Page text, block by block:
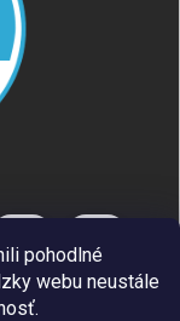
pohodlné
webu neustále